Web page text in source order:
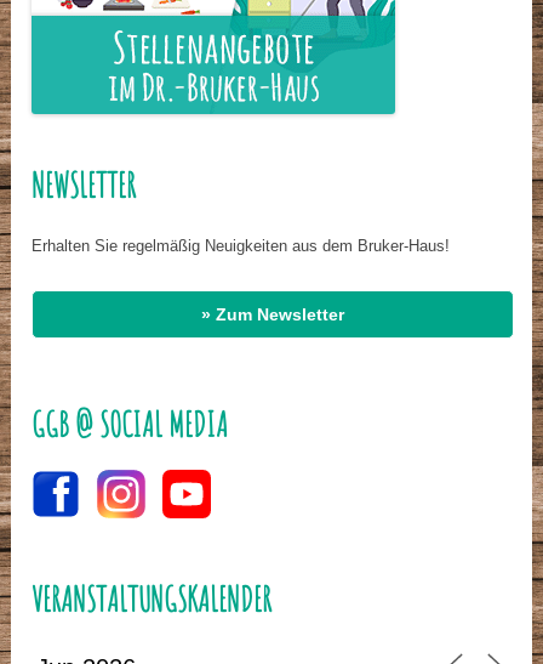
NEWSLETTER
Erhalten Sie regelmäßig Neuigkeiten aus dem Bruker-Haus!
» Zum Newsletter
GGB @ SOCIAL MEDIA
VERANSTALTUNGSKALENDER